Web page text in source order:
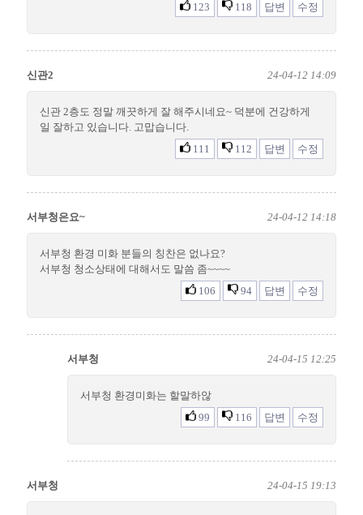
123
118 답변 수정
신관2 24-04-12 14:09
신관 2층도 정말 깨끗하게 잘 해주시네요~ 덕분에 건강하게
일 잘하고 있습니다. 고맙습니다.
111
112 답변 수정
서부청은요~ 24-04-12 14:18
서부청 환경 미화 분들의 칭찬은 없나요?
서부청 청소상태에 대해서도 말씀 좀~~~~
106
94 답변 수정
서부청 24-04-15 12:25
서부청 환경미화는 할말하않
99
116 답변 수정
서부청 24-04-15 19:13